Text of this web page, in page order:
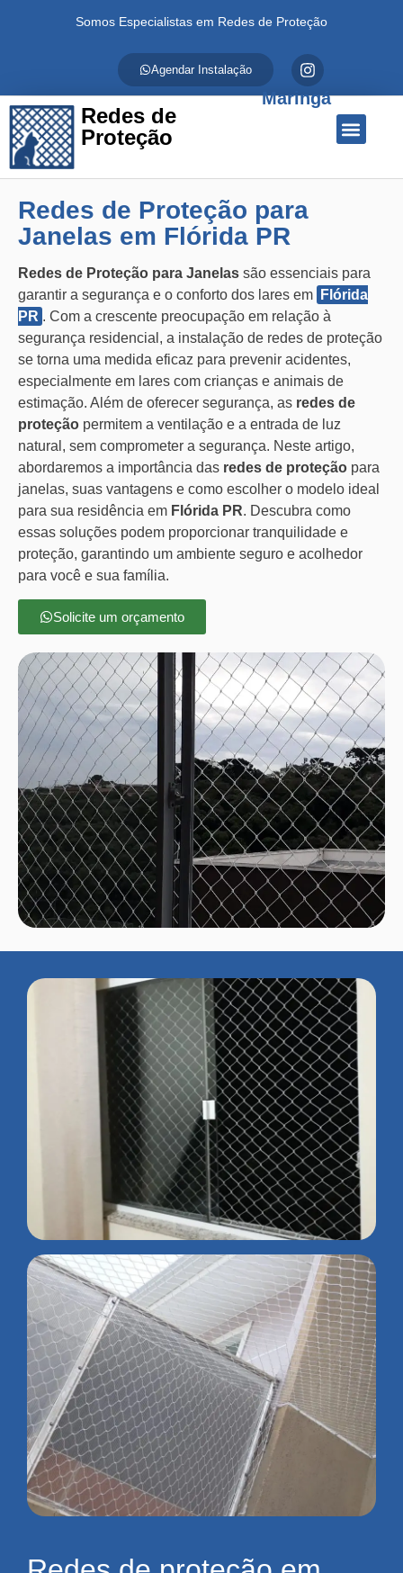
Somos Especialistas em Redes de Proteção
Agendar Instalação
Redes de
Proteção
Maringá
Redes de Proteção para
Janelas em Flórida PR
Redes de Proteção para Janelas são essenciais para
garantir a segurança e o conforto dos lares em
Flórida
PR . Com a crescente preocupação em relação à
segurança residencial, a instalação de redes de proteção
se torna uma medida eficaz para prevenir acidentes,
especialmente em lares com crianças e animais de
estimação. Além de oferecer segurança, as redes de
proteção permitem a ventilação e a entrada de luz
natural, sem comprometer a segurança. Neste artigo,
abordaremos a importância das redes de proteção para
janelas, suas vantagens e como escolher o modelo ideal
para sua residência em Flórida PR. Descubra como
essas soluções podem proporcionar tranquilidade e
proteção, garantindo um ambiente seguro e acolhedor
para você e sua família.
Solicite um orçamento